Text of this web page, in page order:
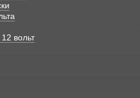
вольт